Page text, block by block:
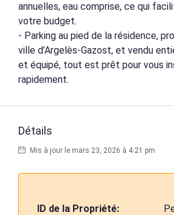
annuelles, eau comprise, ce qui
votre budget.
- Parking au pied de la résidence,
ville d’Argelès-Gazost, et vendu
et équipé, tout est prêt pour vous
rapidement.
Détails
Mis à jour le mars 23, 2026 à 4:21 pm
ID de la Propriété: